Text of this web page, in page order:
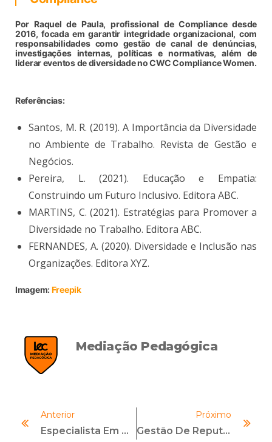
Por Raquel de Paula, profissional de Compliance desde
2016, focada em garantir integridade organizacional, com
responsabilidades como gestão de canal de denúncias,
investigações internas, políticas e normativas, além de
liderar eventos de diversidade no CWC Compliance Women.
Referências:
Santos, M. R. (2019). A Importância da Diversidade
no Ambiente de Trabalho. Revista de Gestão e
Negócios.
Pereira, L. (2021). Educação e Empatia:
Construindo um Futuro Inclusivo. Editora ABC.
MARTINS, C. (2021). Estratégias para Promover a
Diversidade no Trabalho. Editora ABC.
FERNANDES, A. (2020). Diversidade e Inclusão nas
Organizações. Editora XYZ.
Imagem:Freepik
Mediação Pedagógica
Anterior
Especialista Em Compliance: Entenda O Papel Desse Profissional E Como Se Destacar Na Área
Próximo
Gestão De Reputação Em Tempos De ESG: Riscos E Oportunidades